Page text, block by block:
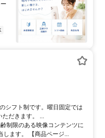
シフト制です。曜日固定では
ただきます。 ...
制限のある映像コンテンツに
します。 【商品ページ...